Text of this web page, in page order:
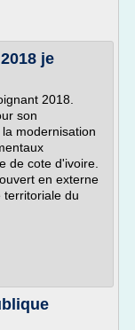
je
2018.
son
modernisation
de cote d'ivoire.
en externe
territoriale du